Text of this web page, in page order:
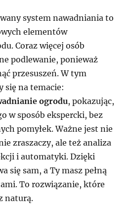
system nawadniania to
elementów
Coraz więcej osób
podlewanie, ponieważ
przesuszeń. W tym
się na temacie:
ogrodu, pokazując,
w sposób ekspercki, bez
pomyłek. Ważne jest nie
zraszaczy, ale też analiza
i automatyki. Dzięki
się sam, a Ty masz pełną
To rozwiązanie, które
naturą.